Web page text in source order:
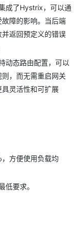
成了Hystrix，可以通
障的影响。当后端
返回预定义的错误
动态路由配置，可以
，而无需重启网关
灵活性和可扩展
方便使用负载均
要求。